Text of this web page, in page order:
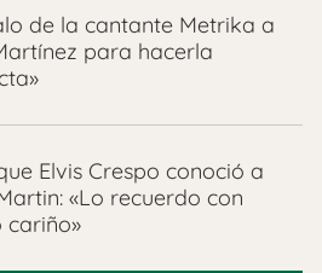
de la cantante Metrika a
para hacerla
Elvis Crespo conoció a
«Lo recuerdo con
cariño»